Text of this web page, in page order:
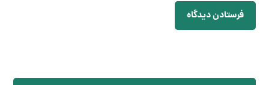
فرستادن دیدگاه